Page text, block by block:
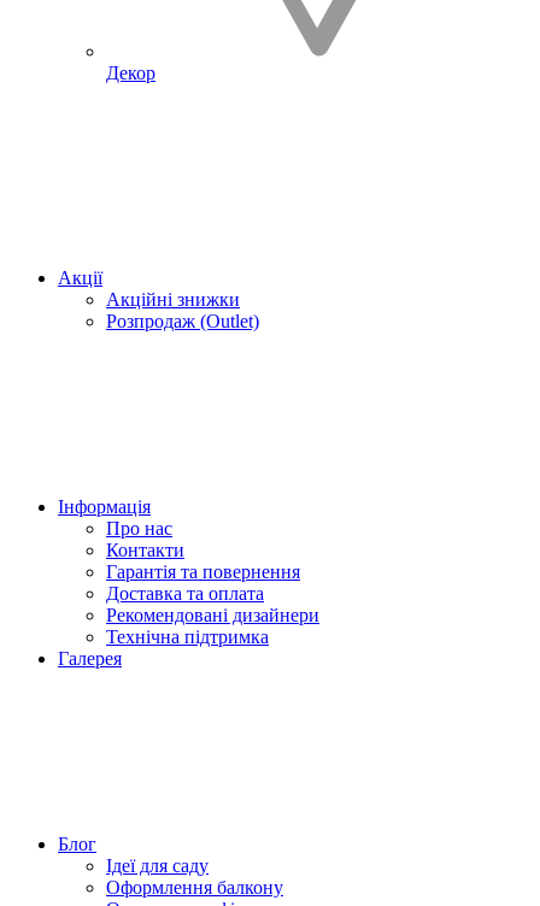
Декор
Акції
Акційні знижки
Розпродаж (Outlet)
Інформація
Про нас
Контакти
Гарантія та повернення
Доставка та оплата
Рекомендовані дизайнери
Технічна підтримка
Галерея
Блог
Ідеї для саду
Оформлення балкону